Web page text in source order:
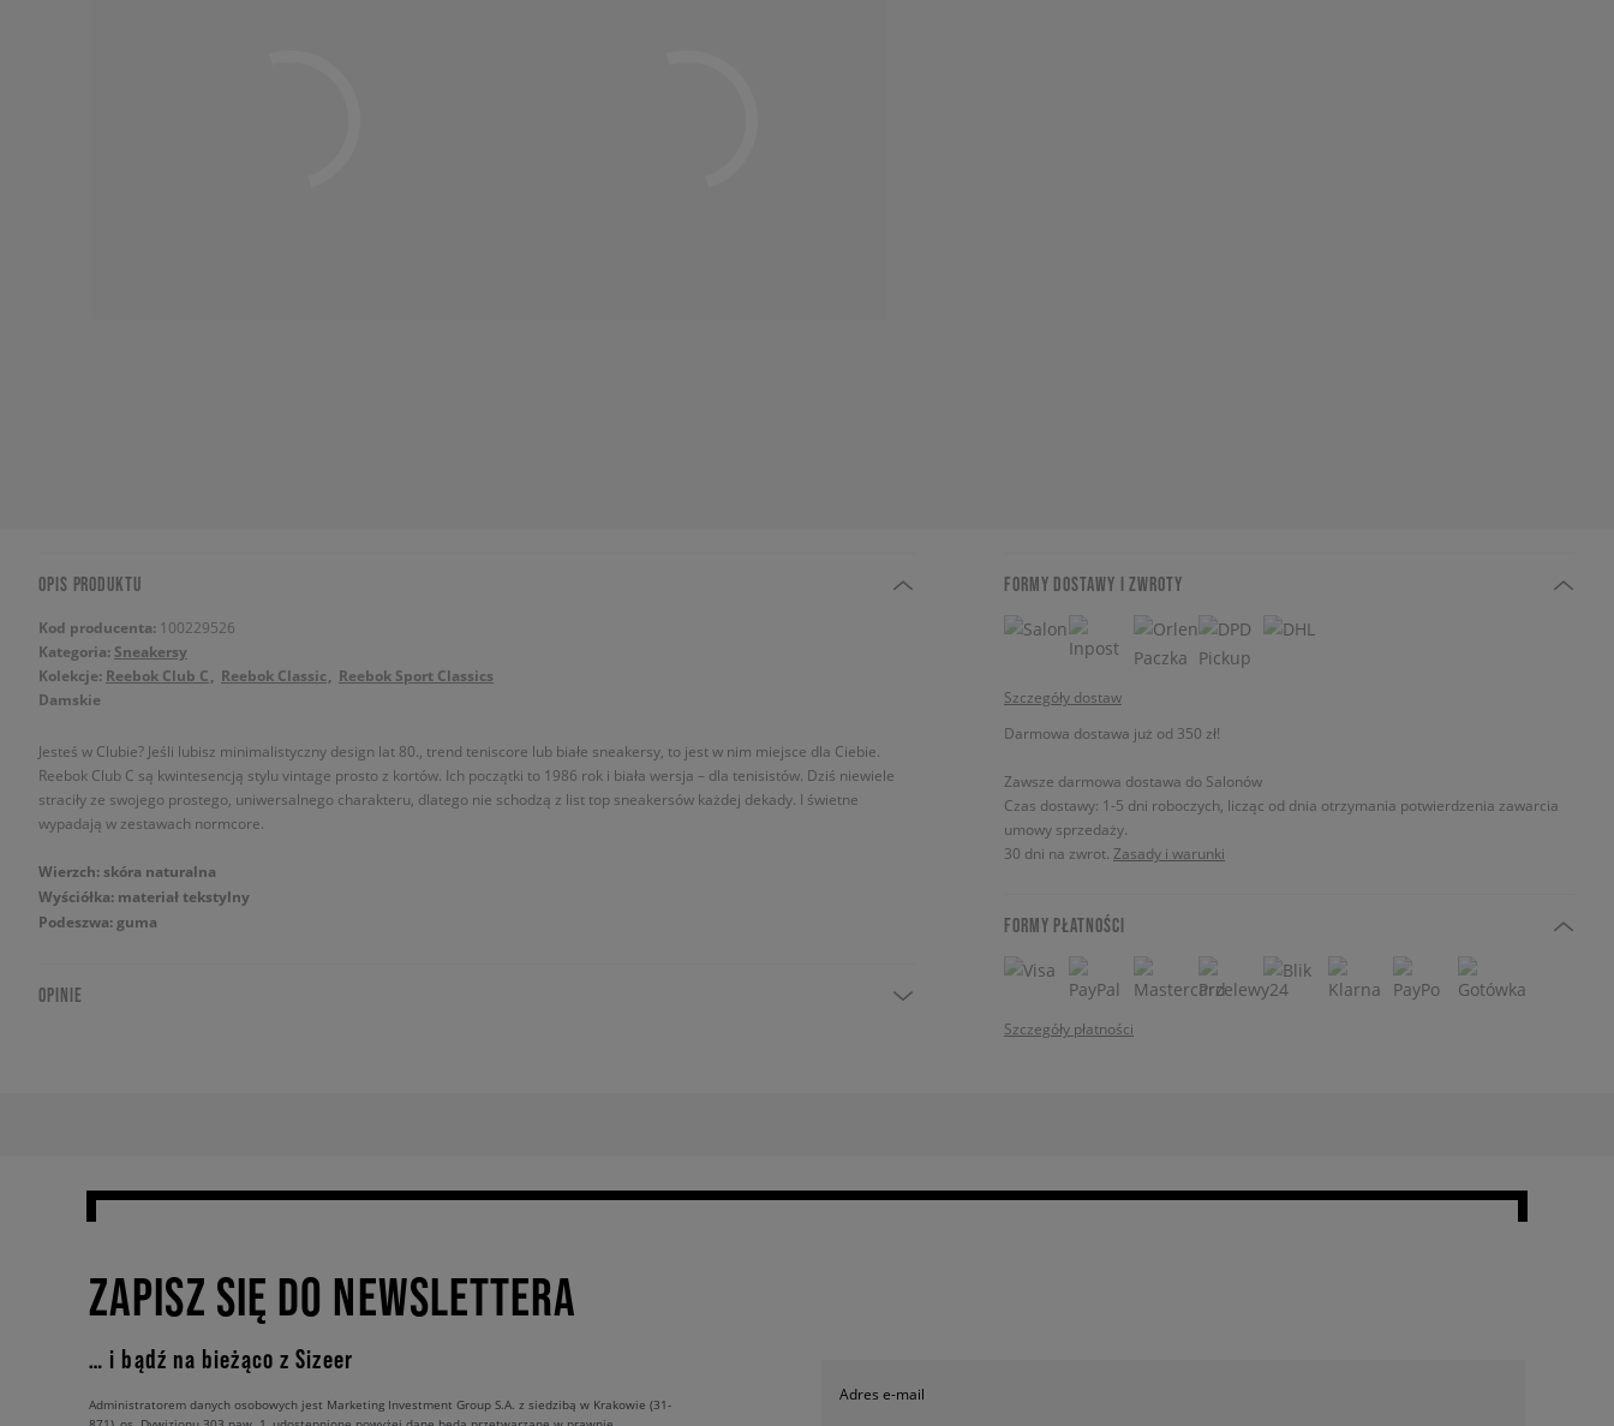
OPIS PRODUKTU
Kod producenta: 100229526
Kategoria: Sneakersy
Kolekcje: Reebok Club C Reebok Classic
Reebok Sport Classics
Damskie
Jesteś w Clubie? Jeśli lubisz minimalistyczny design lat 80., trend teniscore lub białe sneakersy, to jest w nim miejsce dla Ciebie.
Reebok Club C są kwintesencją stylu vintage prosto z kortów. Ich początki to 1986 rok i biała wersja – dla tenisistów. Dziś niewiele
straciły ze swojego prostego, uniwersalnego charakteru, dlatego nie schodzą z list top sneakersów każdej dekady. I świetne
wypadają w zestawach normcore.
Wierzch: skóra naturalna
Wyściółka: materiał tekstylny
Podeszwa: guma
OPINIE
FORMY DOSTAWY I ZWROTY
Szczegóły dostaw
Darmowa dostawa już od 350 zł!
Zawsze darmowa dostawa do Salonów
Czas dostawy: 1-5 dni roboczych, licząc od dnia otrzymania potwierdzenia zawarcia
umowy sprzedaży.
30 dni na zwrot. Zasady i warunki
FORMY PŁATNOŚCI
Szczegóły płatności
ZAPISZ SIĘ DO NEWSLETTERA
… i bądź na bieżąco z Sizeer
Adres e-mail
Administratorem danych osobowych jest Marketing Investment Group S.A. z siedzibą w Krakowie (31-